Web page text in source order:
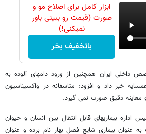
ابزار کامل برای اصلاح مو و
صورت (قیمت رو ببینی باور
نمیکنی!)
باتخفیف بخر
داخلی ایران همچنین از ورود دامهای آلوده به
خبر داد و افزود: متاسفانه در واکسیناسیون
معاینه دقیق صورت نمی گیرد.
اداره بیماریهای قابل انتقال بین انسان و حیوان
عنوان بیماری شایع فصل بهار نام برده و عنوان